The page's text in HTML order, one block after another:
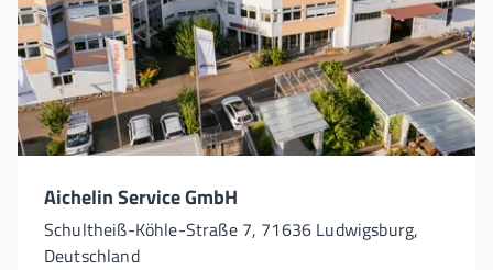
Aichelin Service GmbH
Schultheiß-Köhle-Straße 7, 71636 Ludwigsburg,
Deutschland